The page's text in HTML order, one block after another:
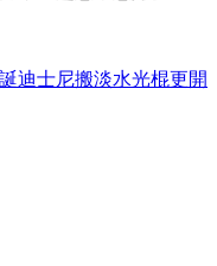
迪士尼搬淡水光棍更開